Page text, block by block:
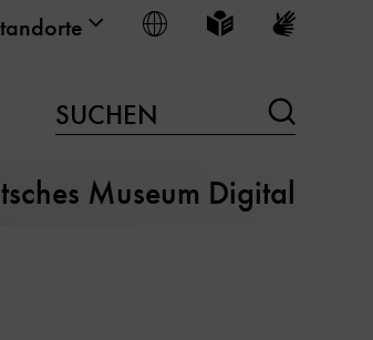
Sprache wählen
Leichte Sprache
SUCHEN
Museum Digital